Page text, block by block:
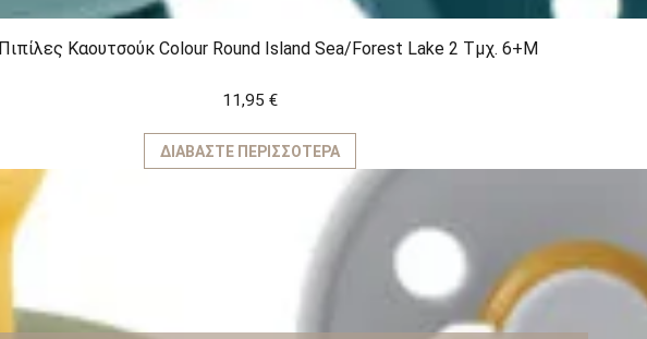
Καουτσούκ Colour Round Island Sea/Forest Lake 2 Τμχ. 6+M
11,95 €
ΔΙΑΒΆΣΤΕ ΠΕΡΙΣΣΌΤΕΡΑ